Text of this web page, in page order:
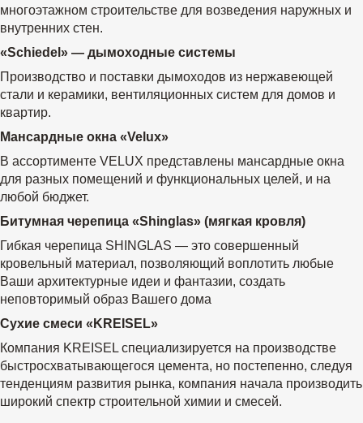
многоэтажном строительстве для возведения наружных и
внутренних стен.
«Schiedel» — дымоходные системы
Производство и поставки дымоходов из нержавеющей
стали и керамики, вентиляционных систем для домов и
квартир.
Мансардные окна «Velux»
В ассортименте VELUX представлены мансардные окна
для разных помещений и функциональных целей, и на
любой бюджет.
Битумная черепица «Shinglas» (мягкая кровля)
Гибкая черепица SHINGLAS — это совершенный
кровельный материал, позволяющий воплотить любые
Ваши архитектурные идеи и фантазии, создать
неповторимый образ Вашего дома
Сухие смеси «KREISEL»
Компания KREISEL специализируется на производстве
быстросхватывающегося цемента, но постепенно, следуя
тенденциям развития рынка, компания начала производить
широкий спектр строительной химии и смесей.